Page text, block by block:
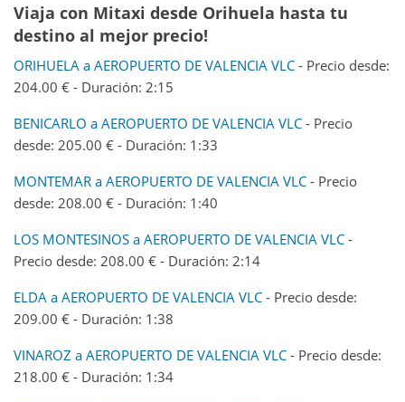
Viaja con Mitaxi desde Orihuela hasta tu
destino al mejor precio!
ORIHUELA a AEROPUERTO DE VALENCIA VLC - Precio desde:
204.00 € - Duración: 2:15
BENICARLO a AEROPUERTO DE VALENCIA VLC - Precio
desde: 205.00 € - Duración: 1:33
MONTEMAR a AEROPUERTO DE VALENCIA VLC - Precio
desde: 208.00 € - Duración: 1:40
LOS MONTESINOS a AEROPUERTO DE VALENCIA VLC -
Precio desde: 208.00 € - Duración: 2:14
ELDA a AEROPUERTO DE VALENCIA VLC - Precio desde:
209.00 € - Duración: 1:38
VINAROZ a AEROPUERTO DE VALENCIA VLC - Precio desde:
218.00 € - Duración: 1:34